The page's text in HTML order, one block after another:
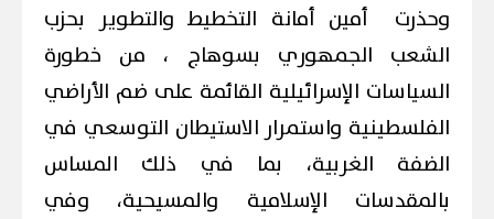
وحذرت أمين أمانة التخطيط والتطوير بحزب
الشعب الجمهوري بسوهاج ، من خطورة
السياسات الإسرائيلية القائمة على ضم الأراضي
الفلسطينية واستمرار الاستيطان التوسعي في
الضفة الغربية، بما في ذلك المساس
بالمقدسات الإسلامية والمسيحية، وفي